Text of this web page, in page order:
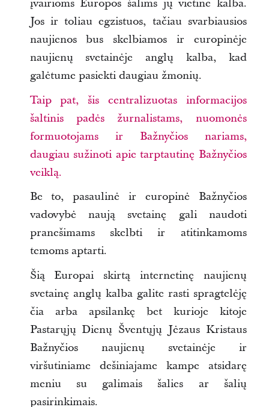
įvairioms Europos šalims jų vietine kalba.
Jos ir toliau egzistuos, tačiau svarbiausios
naujienos bus skelbiamos ir europinėje
naujienų svetainėje anglų kalba, kad
galėtume pasiekti daugiau žmonių.
Taip pat, šis centralizuotas informacijos
šaltinis padės žurnalistams, nuomonės
formuotojams ir Bažnyčios nariams,
daugiau sužinoti apie tarptautinę Bažnyčios
veiklą.
Be to, pasaulinė ir europinė Bažnyčios
vadovybė naują svetainę gali naudoti
pranešimams skelbti ir atitinkamoms
temoms aptarti.
Šią Europai skirtą internetinę naujienų
svetainę anglų kalba galite rasti spragtelėję
čia arba apsilankę bet kurioje kitoje
Pastarųjų Dienų Šventųjų Jėzaus Kristaus
Bažnyčios naujienų svetainėje ir
viršutiniame dešiniajame kampe atsidarę
meniu su galimais šalies ar šalių
pasirinkimais.